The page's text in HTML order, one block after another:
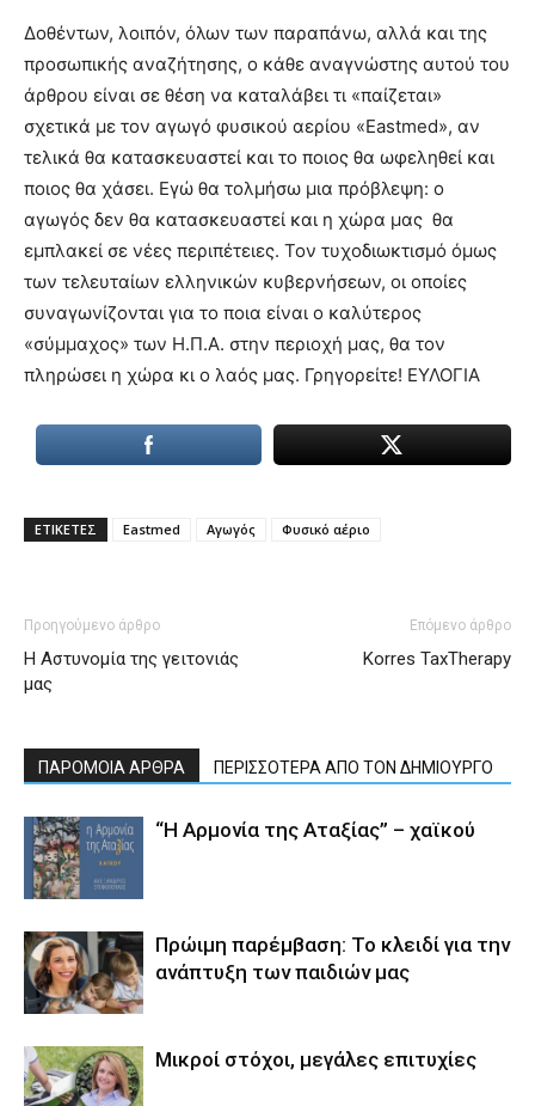
Δοθέντων, λοιπόν, όλων των παραπάνω, αλλά και της
προσωπικής αναζήτησης, ο κάθε αναγνώστης αυτού του
άρθρου είναι σε θέση να καταλάβει τι «παίζεται»
σχετικά με τον αγωγό φυσικού αερίου «Eastmed», αν
τελικά θα κατασκευαστεί και το ποιος θα ωφεληθεί και
ποιος θα χάσει. Εγώ θα τολμήσω μια πρόβλεψη: ο
αγωγός δεν θα κατασκευαστεί και η χώρα μας θα
εμπλακεί σε νέες περιπέτειες. Τον τυχοδιωκτισμό όμως
των τελευταίων ελληνικών κυβερνήσεων, οι οποίες
συναγωνίζονται για το ποια είναι ο καλύτερος
«σύμμαχος» των Η.Π.Α. στην περιοχή μας, θα τον
πληρώσει η χώρα κι ο λαός μας. Γρηγορείτε! ΕΥΛΟΓΙΑ
ΕΤΙΚΕΤΕΣ Eastmed Αγωγός Φυσικό αέριο
Προηγούμενο άρθρο
Η Αστυνομία της γειτονιάς
μας
Επόμενο άρθρο
Korres TaxTherapy
ΠΑΡΟΜΟΙΑ ΑΡΘΡΑ ΠΕΡΙΣΣΟΤΕΡΑ ΑΠΟ ΤΟΝ ΔΗΜΙΟΥΡΓΟ
“Η Αρμονία της Αταξίας” – χαϊκού
Πρώιμη παρέμβαση: Το κλειδί για την
ανάπτυξη των παιδιών µας
Μικροί στόχοι, μεγάλες επιτυχίες